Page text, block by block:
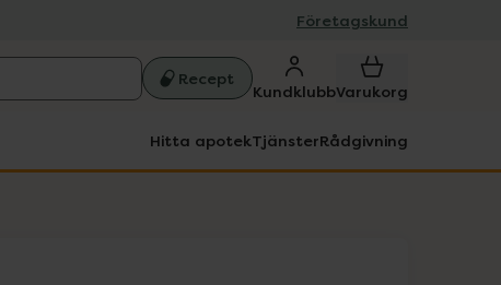
Företagskund
Recept
KundklubbVarukorg
Hitta apotekTjänsterRådgivning